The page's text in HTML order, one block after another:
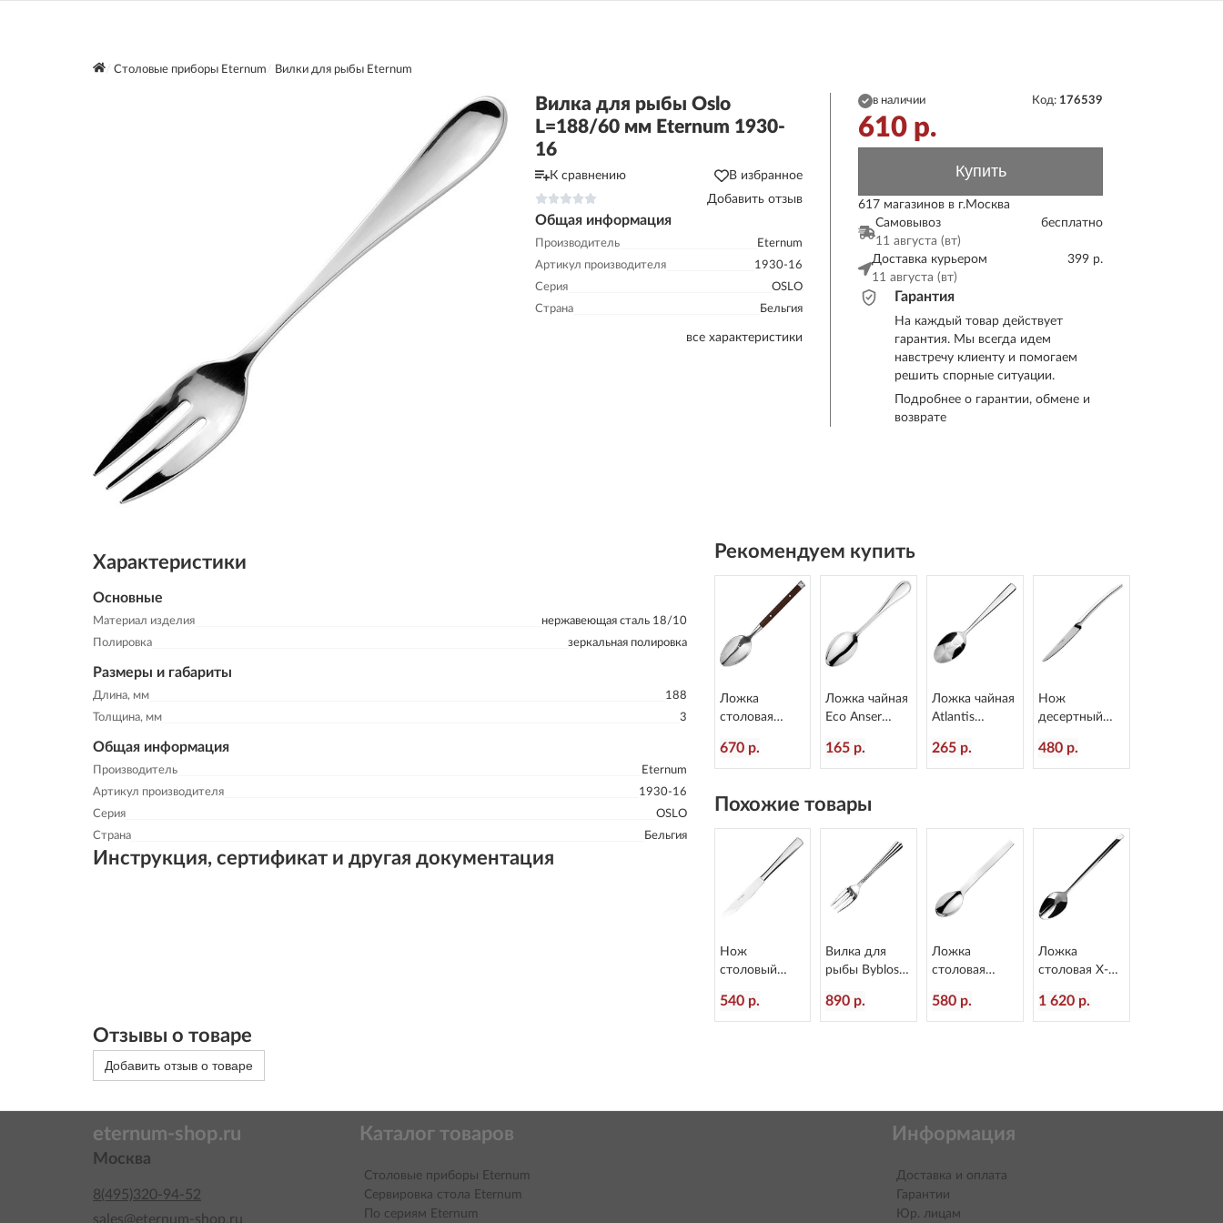
Столовые приборы Eternum Вилки для рыбы Eternum
Вилка для рыбы Oslo
L=188/60 мм Eternum 1930-
16
К сравнению
В избранное
Добавить отзыв
Общая информация
Производитель
Eternum
Артикул производителя
1930-16
Серия
OSLO
Страна
Бельгия
все характеристики
в наличии Код: 176539
610 р.
Купить
617 магазинов в г.Москва
Самовывоз
11 августа (вт)
бесплатно
Доставка курьером
11 августа (вт)
399 р.
Гарантия
На каждый товар действует
гарантия. Мы всегда идем
навстречу клиенту и помогаем
решить спорные ситуации.
Подробнее о гарантии, обмене и
возврате
Характеристики
Основные
Материал изделия
нержавеющая сталь 18/10
Полировка
зеркальная полировка
Размеры и габариты
Длина, мм
188
Толщина, мм
3
Общая информация
Производитель
Eternum
Артикул производителя
1930-16
Серия
OSLO
Страна
Бельгия
Инструкция, сертификат и другая документация
Рекомендуем купить
Ложка
столовая
пластиковая
ручка
Eternum 8005-
2
670 р.
Ложка чайная
Eco Anser
Eternum 968-3
165 р.
Ложка чайная
Atlantis
Eternum 3010-
3
265 р.
Нож
десертный
L=203/110 мм
Eternum 2080-
480 р.
Похожие товары
Нож
столовый
L=236/120 мм
Eternum 3010-
540 р.
Вилка для
рыбы Byblos
Eternum 1840-
16
890 р.
Ложка
столовая
L=207/60 мм
Eternum 3020-
580 р.
Ложка
столовая X-15
Eternum 1860-
2
1 620 р.
Отзывы о товаре
Добавить отзыв о товаре
eternum-shop.ru
Москва
8(495)320-94-52
sales@eternum-shop.ru
Каталог товаров
Столовые приборы Eternum
Сервировка стола Eternum
По сериям Eternum
Информация
Доставка и оплата
Гарантии
Юр. лицам